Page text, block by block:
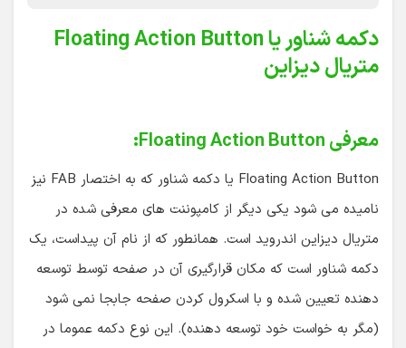
دکمه شناور یا Floating Action Button
متریال دیزاین
معرفی Floating Action Button:
Floating Action Button یا دکمه شناور که به اختصار FAB نیز
نامیده می شود یکی دیگر از کامپوننت های معرفی شده در
متریال دیزاین اندروید است. همانطور که از نام آن پیداست، یک
دکمه شناور است که مکان قرارگیری آن در صفحه توسط توسعه
دهنده تعیین شده و با اسکرول کردن صفحه جابجا نمی شود
(مگر به خواست خود توسعه دهنده). این نوع دکمه عموما در